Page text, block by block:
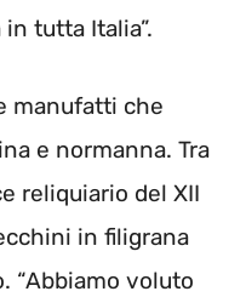
tutta Italia”.
manufatti che
e normanna. Tra
reliquiario del XII
in filigrana
“Abbiamo voluto